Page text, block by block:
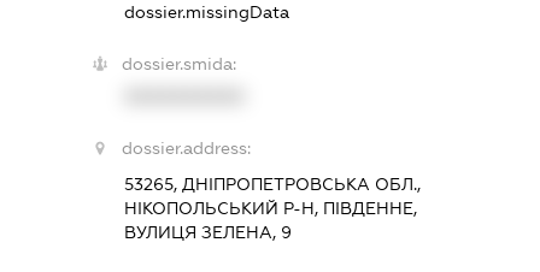
dossier.missingData
dossier.smida:
dossier.address:
53265, ДНІПРОПЕТРОВСЬКА ОБЛ.,
НІКОПОЛЬСЬКИЙ Р-Н, ПІВДЕННЕ,
ВУЛИЦЯ ЗЕЛЕНА, 9